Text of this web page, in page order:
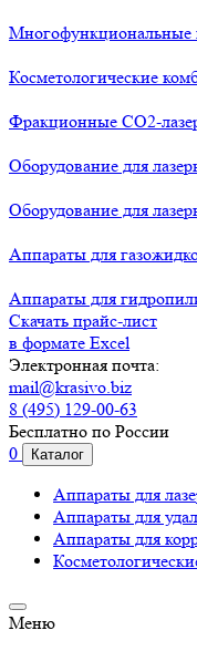
Многофункциональные
Косметологические
Фракционные СО2-
Оборудование для
Оборудование для
Аппараты для
Аппараты для
Скачать прайс-лист
в формате Excel
Электронная почта:
mail@krasivo.biz
8 (495) 129-00-63
Бесплатно по России
0
Каталог
Аппараты для
Аппараты для
Аппараты для
Меню